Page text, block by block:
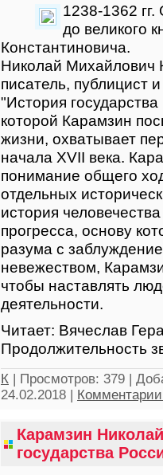
1238-1362
до великого
Константиновича.
Николай Михайлович
писатель, публицист
"История
которой Карамзин
жизни, охватывает
начала XVII века.
понимание общего
отдельных
история
прогресса, основу
разума с
невежеством,
чтобы наставлять
деятельности.
Читает: Вячеслав
Продолжительность
К | Просмотров: 379 |
24.02.2018 |
Карамзин
государства